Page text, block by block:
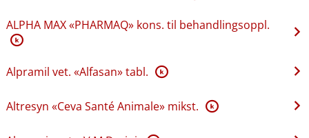
ALPHA MAX «PHARMAQ» kons. til behandlingsoppl.
K
Alpramil vet. «Alfasan» tabl. K
Altresyn «Ceva Santé Animale» mikst. K